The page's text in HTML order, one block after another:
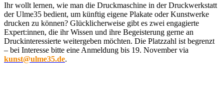
Ihr wollt lernen, wie man die Druckmaschine in der Druckwerkstatt
der Ulme35 bedient, um künftig eigene Plakate oder Kunstwerke
drucken zu können? Glücklicherweise gibt es zwei engagierte
Expert:innen, die ihr Wissen und ihre Begeisterung gerne an
Druckinteressierte weitergeben möchten. Die Platzzahl ist begrenzt
– bei Interesse bitte eine Anmeldung bis 19. November via
kunst@ulme35.de.